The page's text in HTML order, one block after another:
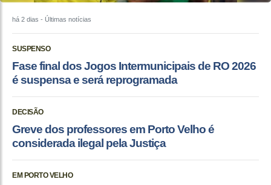
há 2 dias - Últimas notícias
SUSPENSO
Fase final dos Jogos Intermunicipais de RO 2026
é suspensa e será reprogramada
DECISÃO
Greve dos professores em Porto Velho é
considerada ilegal pela Justiça
EM PORTO VELHO